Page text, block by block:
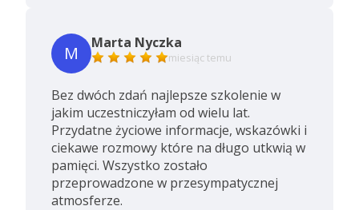
M Marta Nyczka
miesiąc temu
Bez dwóch zdań najlepsze szkolenie w
jakim uczestniczyłam od wielu lat.
Przydatne życiowe informacje, wskazówki i
ciekawe rozmowy które na długo utkwią w
pamięci. Wszystko zostało
przeprowadzone w przesympatycznej
atmosferze.